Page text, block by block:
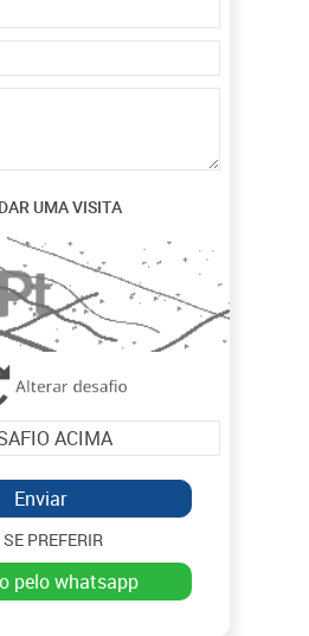
UMA VISITA
Enviar
PREFERIR
pelo whatsapp